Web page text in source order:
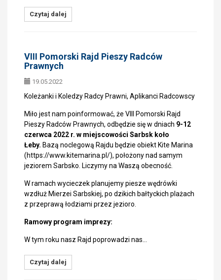
Czytaj dalej
VIII Pomorski Rajd Pieszy Radców
Prawnych
19.05.2022
Koleżanki i Koledzy Radcy Prawni, Aplikanci Radcowscy
Miło jest nam poinformować, że VIII Pomorski Rajd
Pieszy Radców Prawnych, odbędzie się w dniach 9-12
czerwca 2022 r. w miejscowości Sarbsk koło
Łeby. Bazą noclegową Rajdu będzie obiekt Kite Marina
(https://www.kitemarina.pl/), położony nad samym
jeziorem Sarbsko. Liczymy na Waszą obecność.
W ramach wycieczek planujemy piesze wędrówki
wzdłuż Mierzei Sarbskiej, po dzikich bałtyckich plażach
z przeprawą łodziami przez jezioro.
Ramowy program imprezy:
W tym roku nasz Rajd poprowadzi nas…
Czytaj dalej